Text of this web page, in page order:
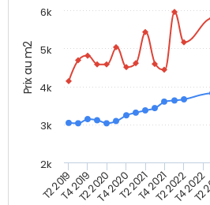
Prix au m2
T2 2019T4 2019T2 2020T4 2020T2 2021T4 2021T2 2022T4 2022
T2
2k
3k
4k
5k
6k